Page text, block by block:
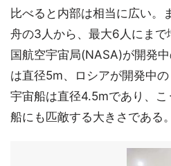
比べると内部は相当に広い。
舟の3人から、最大6人にまで
国航空宇宙局(NASA)が開発
は直径5m、ロシアが開発中の
宇宙船は直径4.5mであり、
船にも匹敵する大きさである。